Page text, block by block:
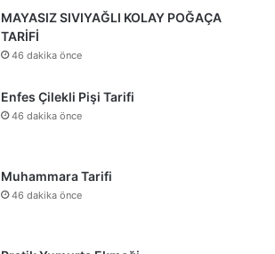
MAYASIZ SIVIYAĞLI KOLAY POĞAÇA
TARİFİ
46 dakika önce
Enfes Çilekli Pişi Tarifi
46 dakika önce
Muhammara Tarifi
46 dakika önce